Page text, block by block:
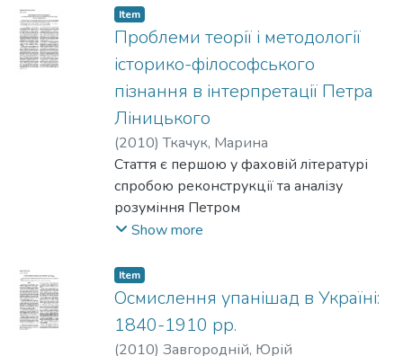
метафізики. Особливу увагу
звернено на позитивні наслідки цієї
критики для формування моделі
метафізики, яка по-новому
ставить питання про людину, її душу,
психічне життя.
Item
Проблеми теорії і методології
історико-філософського
пізнання в інтерпретації Петра
Ліницького
(2010)Ткачук, Марина
Стаття є першою у фаховій літературі
спробою реконструкції та аналізу
розуміння Петром
Ліницьким (1839–1906), одним з
духовно-академічної філософії ХІХ –
початку ХХ ст., сутності, специфіки і
завдань історико-філософської науки.
Show more
Item
Осмислення упанішад в Україні:
1840-1910 рр.
(2010) Завгородній, Юрій